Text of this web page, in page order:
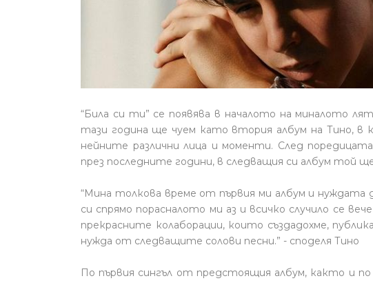
“Била си ти” се появява в началото на миналото
тази година ще чуем като втория албум на Тино, в
нейните различни лица и моменти. След
през последните години, в следващия си албум той
“Мина толкова време от първия ми албум и нуждата
си спрямо порасналото ми аз и всичко случило се
прекрасните колаборации, които създадохме,
нужда от следващите солови песни.” - споделя Тино
По първия сингъл от предстоящия албум, както и